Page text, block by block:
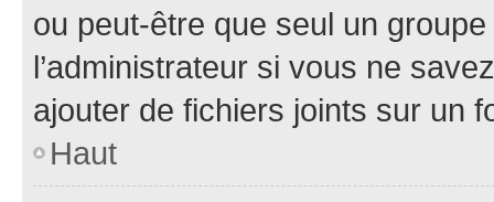
ou peut-être que seul un
l’administrateur si vous ne
ajouter de fichiers joints sur un
Haut